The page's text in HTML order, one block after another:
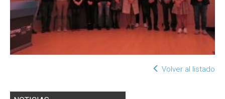
Volver al listado